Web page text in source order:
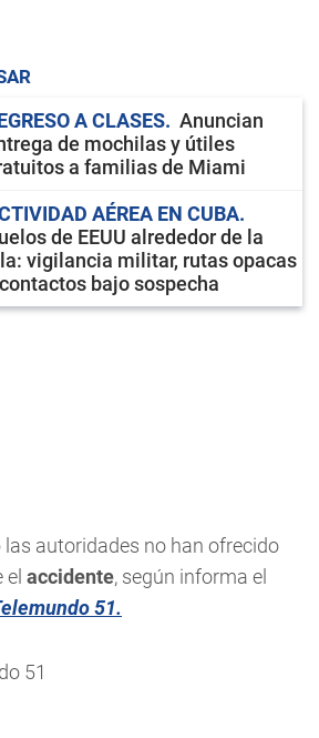
A CLASES
Anuncian
de mochilas y útiles
a familias de Miami
AÉREA EN CUBA
de EEUU alrededor de la
vigilancia militar, rutas opacas
bajo sospecha
autoridades no han ofrecido
accidente, según informa el
51.
51